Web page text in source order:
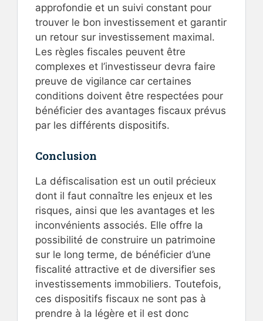
approfondie et un suivi constant pour
trouver le bon investissement et garantir
un retour sur investissement maximal.
Les règles fiscales peuvent être
complexes et l’investisseur devra faire
preuve de vigilance car certaines
conditions doivent être respectées pour
bénéficier des avantages fiscaux prévus
par les différents dispositifs.
Conclusion
La défiscalisation est un outil précieux
dont il faut connaître les enjeux et les
risques, ainsi que les avantages et les
inconvénients associés. Elle offre la
possibilité de construire un patrimoine
sur le long terme, de bénéficier d’une
fiscalité attractive et de diversifier ses
investissements immobiliers. Toutefois,
ces dispositifs fiscaux ne sont pas à
prendre à la légère et il est donc